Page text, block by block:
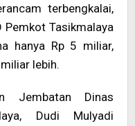
terbengkalai,
Pemkot Tasikmalaya
hanya Rp 5 miliar,
lebih.
Jembatan Dinas
Dudi Mulyadi